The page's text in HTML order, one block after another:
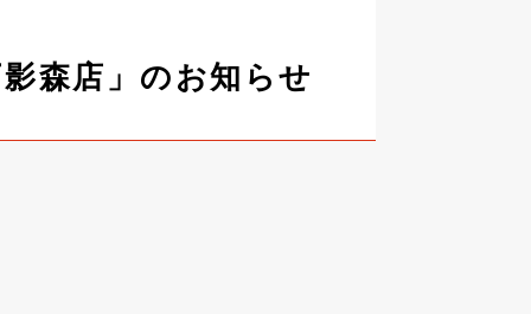
森店」のお知らせ